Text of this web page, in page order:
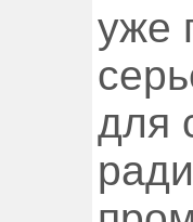
уже
для